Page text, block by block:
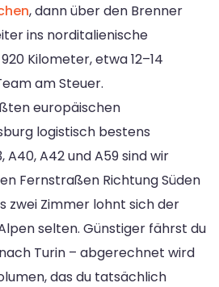
, dann über den Brenner
ins norditalienische
Kilometer, etwa 12–14
am Steuer.
europäischen
logistisch bestens
A42 und A59 sind wir
Fernstraßen Richtung Süden
zwei Zimmer lohnt sich der
selten. Günstiger fährst du
nach Turin – abgerechnet wird
das du tatsächlich